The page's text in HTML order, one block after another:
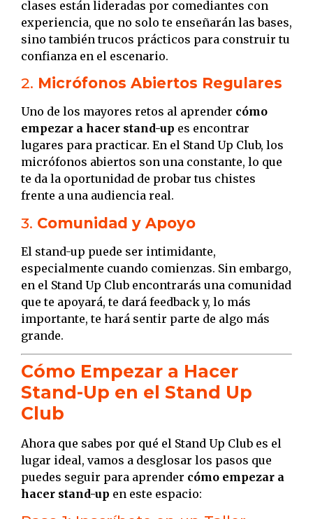
clases están lideradas por comediantes con
experiencia, que no solo te enseñarán las bases,
sino también trucos prácticos para construir tu
confianza en el escenario.
2. Micrófonos Abiertos Regulares
Uno de los mayores retos al aprender cómo
empezar a hacer stand-up es encontrar
lugares para practicar. En el Stand Up Club, los
micrófonos abiertos son una constante, lo que
te da la oportunidad de probar tus chistes
frente a una audiencia real.
3. Comunidad y Apoyo
El stand-up puede ser intimidante,
especialmente cuando comienzas. Sin embargo,
en el Stand Up Club encontrarás una comunidad
que te apoyará, te dará feedback y, lo más
importante, te hará sentir parte de algo más
grande.
Cómo Empezar a Hacer
Stand-Up en el Stand Up
Club
Ahora que sabes por qué el Stand Up Club es el
lugar ideal, vamos a desglosar los pasos que
puedes seguir para aprender cómo empezar a
hacer stand-up en este espacio: